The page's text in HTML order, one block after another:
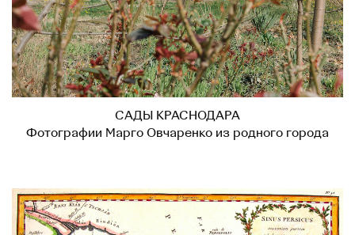
САДЫ КРАСНОДАРА
Фотографии Марго Овчаренко из родного города